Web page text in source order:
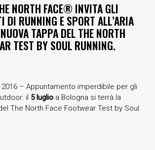
NORTH FACE® INVITA GLI
DI RUNNING E SPORT ALL’ARIA
TAPPA DEL THE NORTH
TEST BY SOUL RUNNING.
2016 – Appuntamento imperdibile per gli
il 5 luglio a Bologna si terrà la
The North Face Footwear Test by Soul